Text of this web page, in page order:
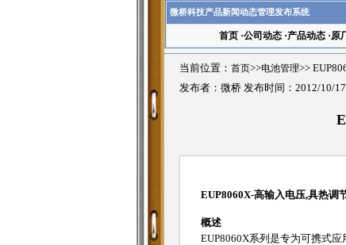
微桥科技产品新闻动态管理发布系统
首页·公司动态·产品动态·原
当前位置： 首页>>电池管理>>
发布者：微桥 发布时间：2012/10/17
EUP8060X-高输入电压,具热调
概述
EUP8060X系列是专为可携式